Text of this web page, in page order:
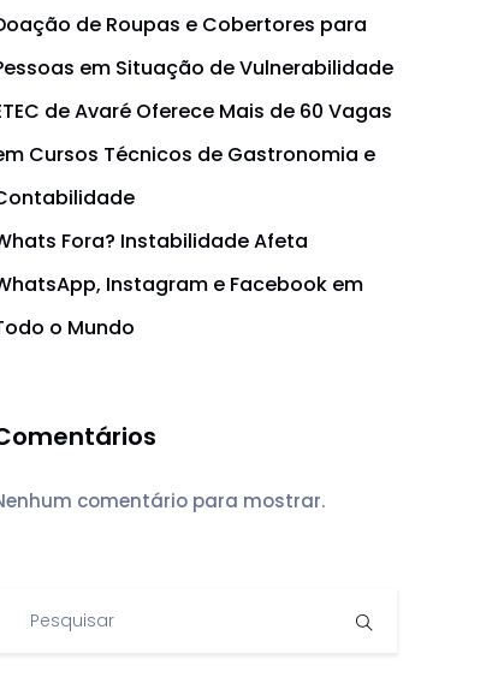
de Roupas e Cobertores para
em Situação de Vulnerabilidade
de Avaré Oferece Mais de 60 Vagas
Cursos Técnicos de Gastronomia e
Fora? Instabilidade Afeta
Instagram e Facebook em
o Mundo
comentário para mostrar.